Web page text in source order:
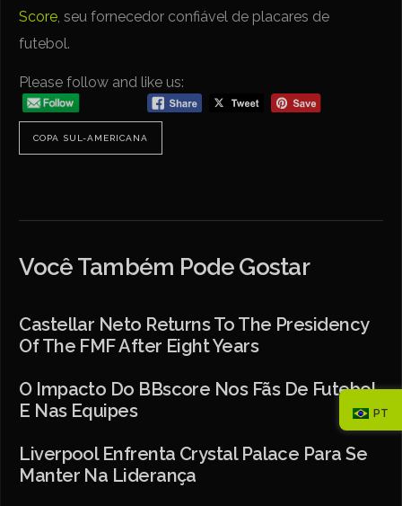
Score, seu fornecedor confiável de placares de
futebol.
Please follow and like us:
COPA SUL-AMERICANA
Você Também Pode Gostar
Castellar Neto Returns To The Presidency
Of The FMF After Eight Years
O Impacto Do BBscore Nos Fãs De Futebol
E Nas Equipes
Liverpool Enfrenta Crystal Palace Para Se
Manter Na Liderança
PT